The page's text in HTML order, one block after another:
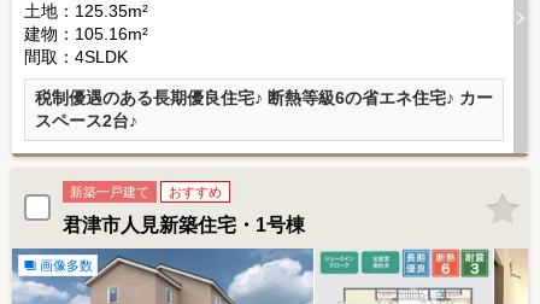
土地：125.35m²
建物：105.16m²
間取：4SLDK
税制優遇のある長期優良住宅♪ 断熱等級6の省エネ住宅♪ カー
スペース2台♪
新築一戸建て おすすめ
君津市人見新築住宅・1号棟
画像多数